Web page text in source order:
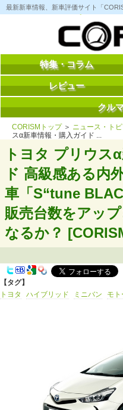
コ
ン
へ
最新新車情報、新車評価サイト「
特集・コラム
レビュー
クル
CORISMトップ＞ ニュース・ト
スα新車情報・購入ガイド ...
トヨタ プリウス
ド 高級感ある内
車「S“tune
販売台数をアッ
なるか？
【タグ】
トヨタ
ハイブリッド ミニバン モト